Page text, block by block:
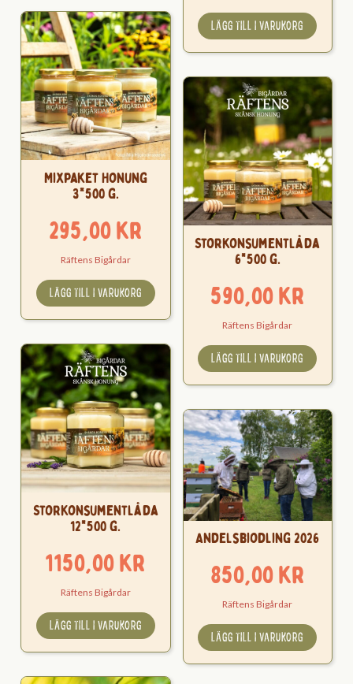
LÄGG TILL I VARUKORG
Mixpaket Honung
3*500 g.
295,00kr
Räftens Bigårdar
LÄGG TILL I VARUKORG
Storkonsumentlåda
6*500 g.
590,00kr
Räftens Bigårdar
LÄGG TILL I VARUKORG
Storkonsumentlåda
12*500 g.
1150,00kr
Räftens Bigårdar
LÄGG TILL I VARUKORG
Andelsbiodling 2026
850,00kr
Räftens Bigårdar
LÄGG TILL I VARUKORG